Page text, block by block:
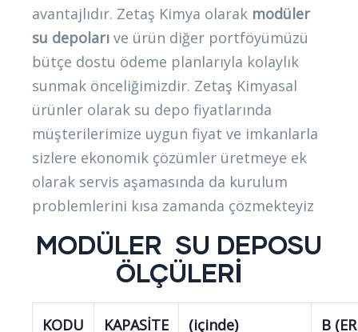
avantajlıdır. Zetaş Kimya olarak modüler
su depoları ve ürün diğer portföyümüzü
bütçe dostu ödeme planlarıyla kolaylık
sunmak önceliğimizdir. Zetaş Kimyasal
ürünler olarak su depo fiyatlarında
müşterilerimize uygun fiyat ve imkanlarla
sizlere ekonomik çözümler üretmeye ek
olarak servis aşamasında da kurulum
problemlerini kısa zamanda çözmekteyiz
MODÜLER SU DEPOSU
ÖLÇÜLERİ
KODU KAPASİTE (içinde) B